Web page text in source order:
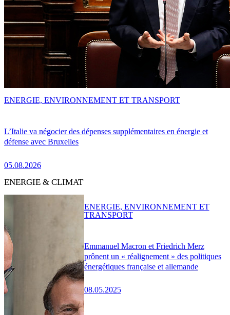
L’Italie va négocier des dépenses supplémentaires en énergie et
défense avec Bruxelles
05.08.2026
ENERGIE, ENVIRONNEMENT ET TRANSPORT
ENERGIE & CLIMAT
Emmanuel Macron et Friedrich Merz
prônent un « réalignement » des politiques
énergétiques française et allemande
08.05.2025
ENERGIE, ENVIRONNEMENT ET
TRANSPORT